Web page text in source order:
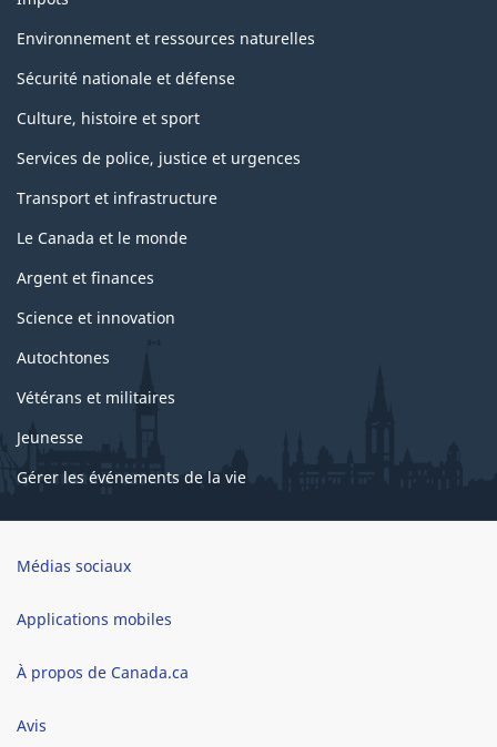
Environnement et ressources naturelles
Sécurité nationale et défense
Culture, histoire et sport
Services de police, justice et urgences
Transport et infrastructure
Le Canada et le monde
Argent et finances
Science et innovation
Autochtones
Vétérans et militaires
Jeunesse
Gérer les événements de la vie
Brand
Médias sociaux
Applications mobiles
À propos de Canada.ca
Avis